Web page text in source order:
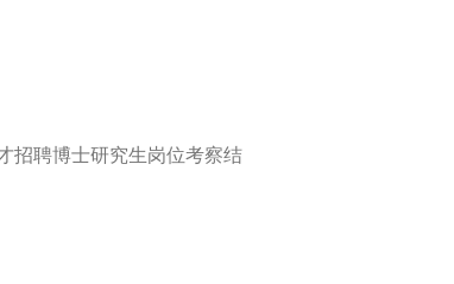
招聘博士研究生岗位考察结